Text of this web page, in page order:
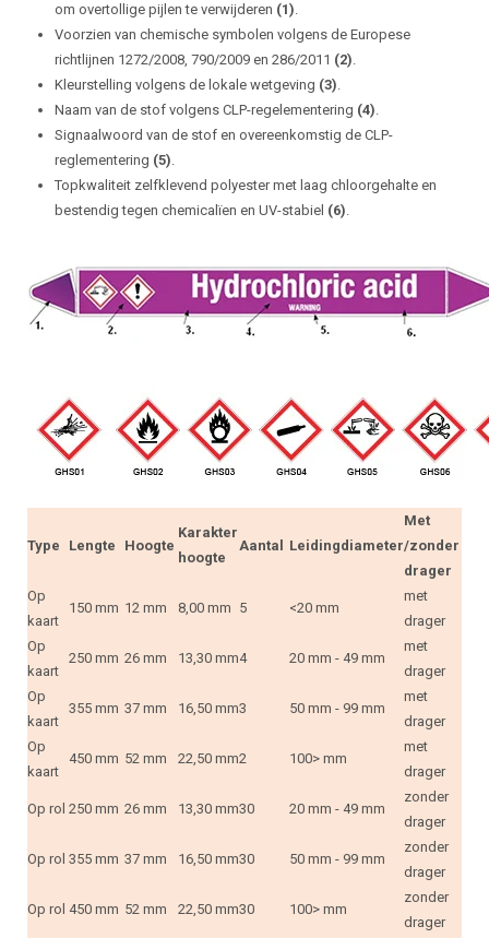
om overtollige pijlen te verwijderen (1).
Voorzien van chemische symbolen volgens de Europese
richtlijnen 1272/2008, 790/2009 en 286/2011 (2).
Kleurstelling volgens de lokale wetgeving (3).
Naam van de stof volgens CLP-regelementering (4).
Signaalwoord van de stof en overeenkomstig de CLP-
reglementering (5).
Topkwaliteit zelfklevend polyester met laag chloorgehalte en
bestendig tegen chemicalïen en UV-stabiel (6).
Type Lengte Hoogte
Karakter
hoogte
Aantal Leidingdiameter
Met
/zonder
drager
Op
kaart
150 mm 12 mm 8,00 mm 5 <20 mm
met
drager
Op
kaart
250 mm 26 mm 13,30 mm4 20 mm - 49 mm
met
drager
Op
kaart
355 mm 37 mm 16,50 mm3 50 mm - 99 mm
met
drager
Op
kaart
450 mm 52 mm 22,50 mm2 100> mm
met
drager
Op rol 250 mm 26 mm 13,30 mm30 20 mm - 49 mm
zonder
drager
Op rol 355 mm 37 mm 16,50 mm30 50 mm - 99 mm
zonder
drager
Op rol 450 mm 52 mm 22,50 mm30 100> mm
zonder
drager